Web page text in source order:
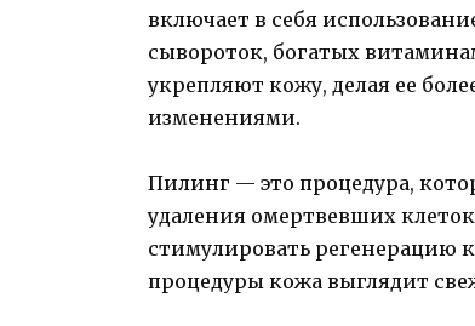
включает в себя
сывороток, богатых
укрепляют кожу, делая ее
изменениями.
Пилинг — это процедура,
удаления омертвевших
стимулировать регенерацию
процедуры кожа выглядит